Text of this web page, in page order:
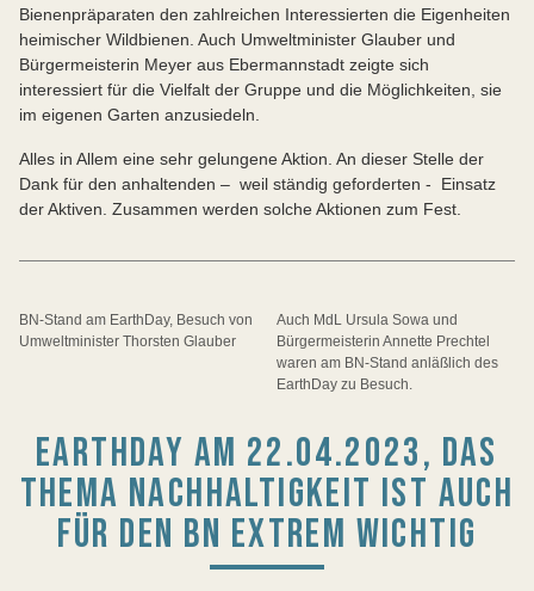
Bienenpräparaten den zahlreichen Interessierten die Eigenheiten
heimischer Wildbienen. Auch Umweltminister Glauber und
Bürgermeisterin Meyer aus Ebermannstadt zeigte sich
interessiert für die Vielfalt der Gruppe und die Möglichkeiten, sie
im eigenen Garten anzusiedeln.
Alles in Allem eine sehr gelungene Aktion. An dieser Stelle der
Dank für den anhaltenden – weil ständig geforderten - Einsatz
der Aktiven. Zusammen werden solche Aktionen zum Fest.
BN-Stand am EarthDay, Besuch von
Umweltminister Thorsten Glauber
Auch MdL Ursula Sowa und
Bürgermeisterin Annette Prechtel
waren am BN-Stand anläßlich des
EarthDay zu Besuch.
EARTHDAY AM 22.04.2023, DAS
THEMA NACHHALTIGKEIT IST AUCH
FÜR DEN BN EXTREM WICHTIG